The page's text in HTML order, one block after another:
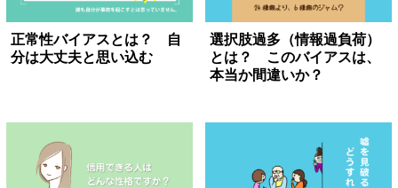
正常性バイアスとは？ 自
分は大丈夫と思い込む
選択肢過多（情報過負荷）
とは？ このバイアスは、
本当か間違いか？